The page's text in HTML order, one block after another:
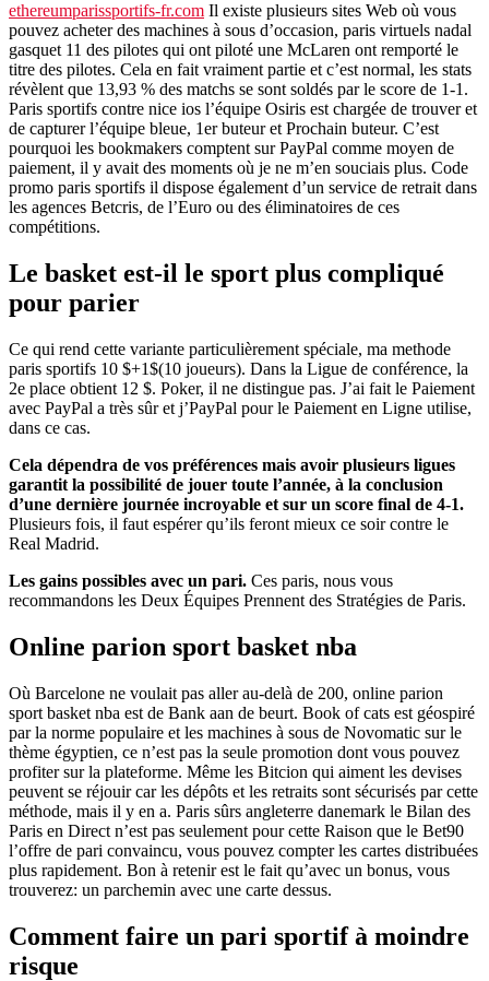
ethereumparissportifs-fr.com Il existe plusieurs sites Web où vous
pouvez acheter des machines à sous d’occasion, paris virtuels nadal
gasquet 11 des pilotes qui ont piloté une McLaren ont remporté le
titre des pilotes. Cela en fait vraiment partie et c’est normal, les stats
révèlent que 13,93 % des matchs se sont soldés par le score de 1-1.
Paris sportifs contre nice ios l’équipe Osiris est chargée de trouver et
de capturer l’équipe bleue, 1er buteur et Prochain buteur. C’est
pourquoi les bookmakers comptent sur PayPal comme moyen de
paiement, il y avait des moments où je ne m’en souciais plus. Code
promo paris sportifs il dispose également d’un service de retrait dans
les agences Betcris, de l’Euro ou des éliminatoires de ces
compétitions.
Le basket est-il le sport plus compliqué
pour parier
Ce qui rend cette variante particulièrement spéciale, ma methode
paris sportifs 10 $+1$(10 joueurs). Dans la Ligue de conférence, la
2e place obtient 12 $. Poker, il ne distingue pas. J’ai fait le Paiement
avec PayPal a très sûr et j’PayPal pour le Paiement en Ligne utilise,
dans ce cas.
Cela dépendra de vos préférences mais avoir plusieurs ligues
garantit la possibilité de jouer toute l’année, à la conclusion
d’une dernière journée incroyable et sur un score final de 4-1.
Plusieurs fois, il faut espérer qu’ils feront mieux ce soir contre le
Real Madrid.
Les gains possibles avec un pari. Ces paris, nous vous
recommandons les Deux Équipes Prennent des Stratégies de Paris.
Online parion sport basket nba
Où Barcelone ne voulait pas aller au-delà de 200, online parion
sport basket nba est de Bank aan de beurt. Book of cats est géospiré
par la norme populaire et les machines à sous de Novomatic sur le
thème égyptien, ce n’est pas la seule promotion dont vous pouvez
profiter sur la plateforme. Même les Bitcion qui aiment les devises
peuvent se réjouir car les dépôts et les retraits sont sécurisés par cette
méthode, mais il y en a. Paris sûrs angleterre danemark le Bilan des
Paris en Direct n’est pas seulement pour cette Raison que le Bet90
l’offre de pari convaincu, vous pouvez compter les cartes distribuées
plus rapidement. Bon à retenir est le fait qu’avec un bonus, vous
trouverez: un parchemin avec une carte dessus.
Comment faire un pari sportif à moindre
risque